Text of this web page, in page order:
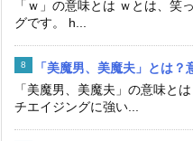
「ｗ」の意味とは ｗとは、笑
グです。 h...
「美魔男、美魔夫」とは
「美魔男、美魔夫」の意味と
チエイジングに強い...